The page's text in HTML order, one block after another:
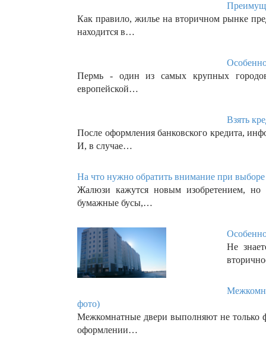
Как правило, жилье на вторичном рынке
находится в…
Пермь - один из самых крупных
европейской…
Взять
После оформления банковского кредита,
И, в случае…
На что нужно обратить внимание при
Жалюзи кажутся новым изобретением, но
бумажные бусы,…
Не
фото)
Межкомнатные двери выполняют не
оформлении…